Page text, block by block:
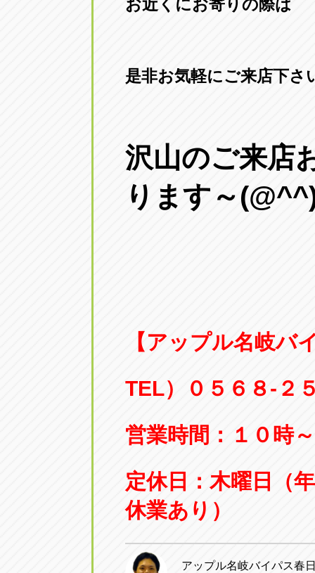
お近くにお寄りの際は
是非お気軽にご来店下さ
沢山のご来店
ります～
【アップル名岐バ
TEL）０５６８-２
営業時間：１０時
定休日：木曜日（
休業あり）
アップル名岐バイパス春